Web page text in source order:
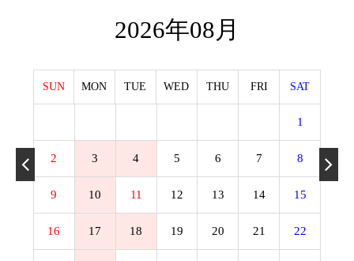
2026年08月
SUN MON TUE WED THU FRI SAT
1
2 3 4 5 6 7 8
9 10 11 12 13 14 15
16 17 18 19 20 21 22